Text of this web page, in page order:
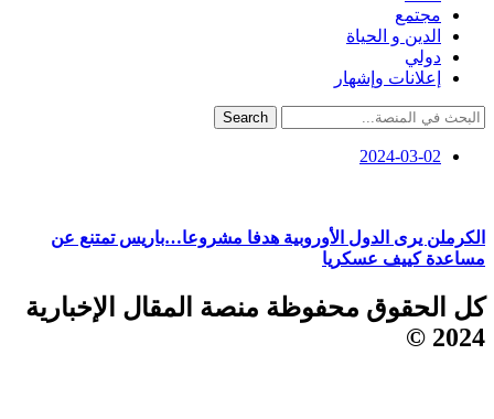
مجتمع
الدين و الحياة
دولي
إعلانات وإشهار
Search
2024-03-02
الكرملن يرى الدول الأوروبية هدفا مشروعا…باريس تمتنع عن
مساعدة كييف عسكريا
كل الحقوق محفوظة منصة المقال الإخبارية
2024 ©